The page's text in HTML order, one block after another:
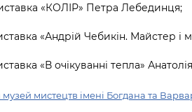
«КОЛІР» Петра Лебединця;
«Андрій Чебикін. Майстер і
«В очікуванні тепла»
мистецтв імені Богдана та